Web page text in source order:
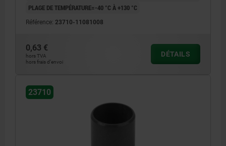
PLAGE DE TEMPÉRATURE=-40 °C À +130 °C
Référence: 23710-11081008
0,63 €
hors TVA
hors frais d’envoi
DÉTAILS
23710